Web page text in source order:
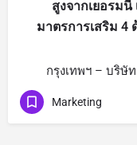
สูงจากเยอรม
มาตรการเสริม 4
กรุงเทพฯ – บริษั
Marketing